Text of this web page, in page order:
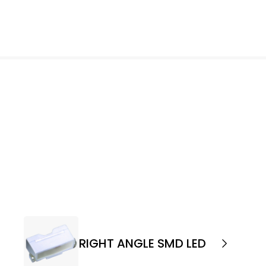
RIGHT ANGLE SMD LED